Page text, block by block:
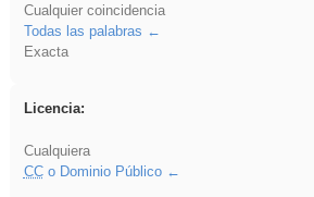
Cualquier coincidencia
Todas las palabras
Exacta
Licencia:
Cualquiera
CCo Dominio Público